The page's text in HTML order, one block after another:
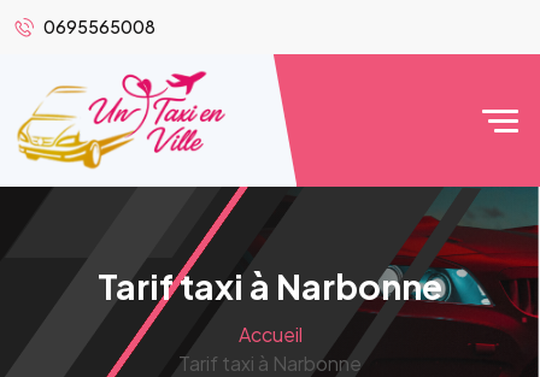
0695565008
Tarif taxi à Narbonne
Accueil
Tarif taxi à Narbonne